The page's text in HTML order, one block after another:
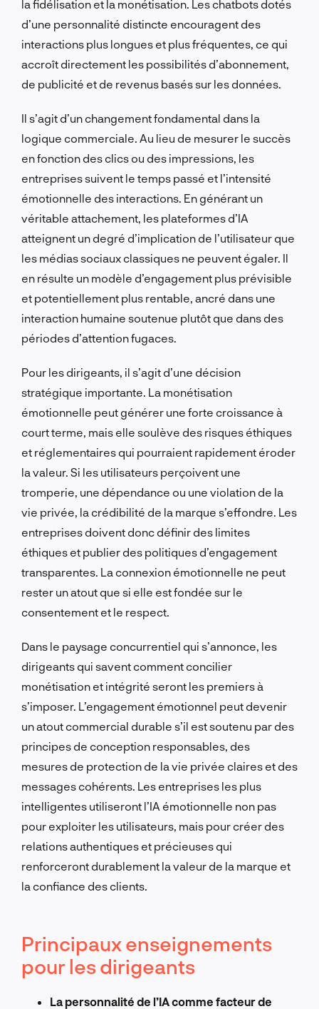
la fidélisation et la monétisation. Les chatbots dotés
d’une personnalité distincte encouragent des
interactions plus longues et plus fréquentes, ce qui
accroît directement les possibilités d’abonnement,
de publicité et de revenus basés sur les données.
Il s’agit d’un changement fondamental dans la
logique commerciale. Au lieu de mesurer le succès
en fonction des clics ou des impressions, les
entreprises suivent le temps passé et l’intensité
émotionnelle des interactions. En générant un
véritable attachement, les plateformes d’IA
atteignent un degré d’implication de l’utilisateur que
les médias sociaux classiques ne peuvent égaler. Il
en résulte un modèle d’engagement plus prévisible
et potentiellement plus rentable, ancré dans une
interaction humaine soutenue plutôt que dans des
périodes d’attention fugaces.
Pour les dirigeants, il s’agit d’une décision
stratégique importante. La monétisation
émotionnelle peut générer une forte croissance à
court terme, mais elle soulève des risques éthiques
et réglementaires qui pourraient rapidement éroder
la valeur. Si les utilisateurs perçoivent une
tromperie, une dépendance ou une violation de la
vie privée, la crédibilité de la marque s’effondre. Les
entreprises doivent donc définir des limites
éthiques et publier des politiques d’engagement
transparentes. La connexion émotionnelle ne peut
rester un atout que si elle est fondée sur le
consentement et le respect.
Dans le paysage concurrentiel qui s’annonce, les
dirigeants qui savent comment concilier
monétisation et intégrité seront les premiers à
s’imposer. L’engagement émotionnel peut devenir
un atout commercial durable s’il est soutenu par des
principes de conception responsables, des
mesures de protection de la vie privée claires et des
messages cohérents. Les entreprises les plus
intelligentes utiliseront l’IA émotionnelle non pas
pour exploiter les utilisateurs, mais pour créer des
relations authentiques et précieuses qui
renforceront durablement la valeur de la marque et
la confiance des clients.
Principaux enseignements
pour les dirigeants
La personnalité de l’IA comme facteur de